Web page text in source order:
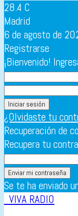
28.4 C
Madrid
6 de agosto de
Registrarse
¡Bienvenido!
¿Olvidaste tu
Recuperación de
Recupera tu
Se te ha enviado
VIVA RADIO